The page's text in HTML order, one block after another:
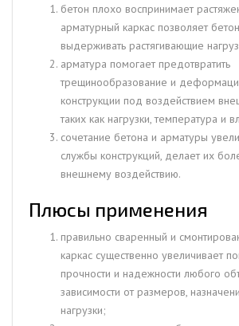
бетон плохо воспринимает
арматурный каркас позволяет
выдерживать растягивающие
арматура помогает предотвратить
трещинообразование и
конструкции под воздействием
таких как нагрузки, температура и
сочетание бетона и арматуры
службы конструкций, делает их
внешнему воздействию.
Плюсы применения
правильно сваренный и
каркас существенно увеличивает
прочности и надежности любого
зависимости от размеров,
нагрузки;